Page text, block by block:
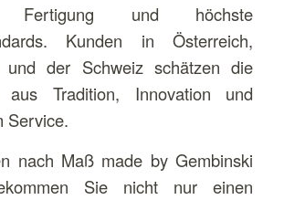
Fertigung und höchste
Kunden in Österreich,
und der Schweiz schätzen die
aus Tradition, Innovation und
Service.
nach Maß made by Gembinski
Sie nicht nur einen